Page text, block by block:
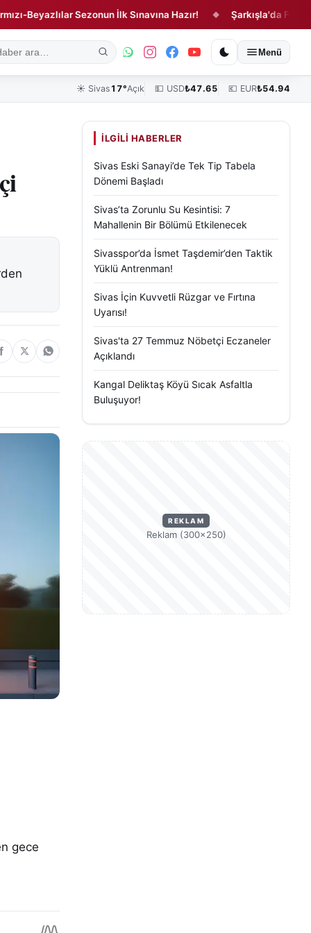
Sezonun İlk Sınavına Hazır! ◆ Şarkışla'da Feci Kaza!
Kültür, Sanat ve Tarih Yaşam Sivas Vefat Edenler Köşe
Menü
☀️ Sivas 17°Açık 💵 USD₺47.65 💶 EUR₺54.94
gece
İLGILI HABERLER
Sivas Eski Sanayi’de Tek Tip Tabela
Dönemi Başladı
Sivas’ta Zorunlu Su Kesintisi: 7
Mahallenin Bir Bölümü Etkilenecek
Sivasspor’da İsmet Taşdemir’den Taktik
Yüklü Antrenman!
Sivas İçin Kuvvetli Rüzgar ve Fırtına
Uyarısı!
Sivas'ta 27 Temmuz Nöbetçi Eczaneler
Açıklandı
Kangal Deliktaş Köyü Sıcak Asfaltla
Buluşuyor!
REKLAM
Reklam (300×250)